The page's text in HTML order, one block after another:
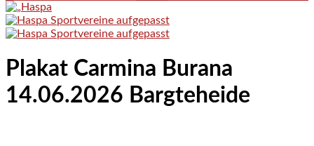
Plakat Carmina Burana
14.06.2026 Bargteheide